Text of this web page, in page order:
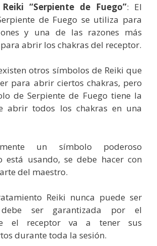
“Serpiente de Fuego”: El
de Fuego se utiliza para
y una de las razones más
abrir los chakras del receptor.
otros símbolos de Reiki que
para abrir ciertos chakras, pero
de Serpiente de Fuego tiene la
abrir todos los chakras en una
un símbolo poderoso
está usando, se debe hacer con
del maestro.
Reiki nunca puede ser
debe ser garantizada por el
el receptor va a tener sus
durante toda la sesión.